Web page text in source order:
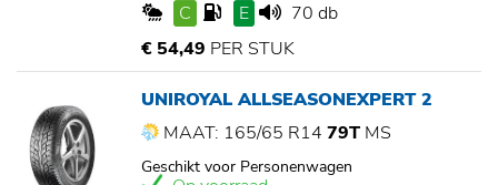
C
E
70 db
€ 54,49 PER STUK
UNIROYAL ALLSEASONEXPERT 2
MAAT: 165/65 R14 79T MS
Geschikt voor Personenwagen